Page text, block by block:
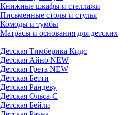
Книжные шкафы и стеллажи
Письменные столы и стулья
Комоды и тумбы
Матрасы и основания для детских
Детская Тимберика Кидс
Детская Айно NEW
Детская Грета NEW
Детская Бетти
Детская Рандеву
Детская Ольса-С
Детская Бейли